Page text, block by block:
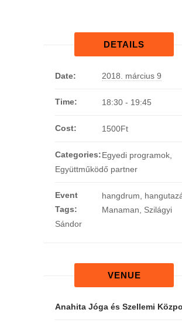
DETAILS
Date: 2018. március 9
Time: 18:30 - 19:45
Cost: 1500Ft
Categories:Egyedi programok,
Együttműködő partner
Event
Tags:
hangdrum
Manaman
Szilágyi
Sándor
VENUE
Anahita Jóga és Szellemi